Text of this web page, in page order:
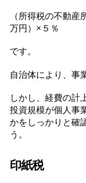
（所得税の不動産
万円）×５％
です。
自治体により、事
しかし、経費の計
投資規模が個人事
かをしっかりと確
う。
印紙税